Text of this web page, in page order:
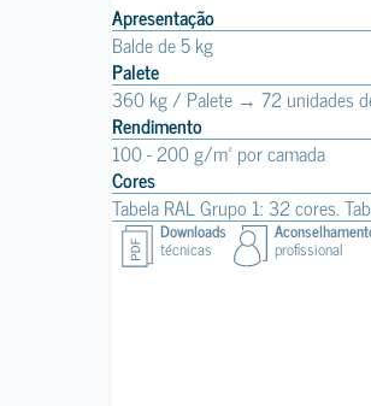
Apresentação
Balde de 5 kg
Palete
360 kg / Palete → 72 unidades
Rendimento
100 - 200 g/m² por camada
Cores
Tabela RAL Grupo 1: 32 cores.
Downloads
técnicas profissional